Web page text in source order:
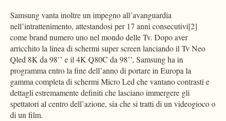
Samsung vanta inoltre un impegno all’avanguardia
nell’intrattenimento, attestandosi per 17 anni consecutivi[2]
come brand numero uno nel mondo delle Tv. Dopo aver
arricchito la linea di schermi super screen lanciando il Tv Neo
Qled 8K da 98’’ e il 4K Q80C da 98’’, Samsung ha in
programma entro la fine dell’anno di portare in Europa la
gamma completa di schermi Micro Led che vantano contrasti e
dettagli estremamente definiti che lasciano immergere gli
spettatori al centro dell’azione, sia che si tratti di un videogioco o
di un film.